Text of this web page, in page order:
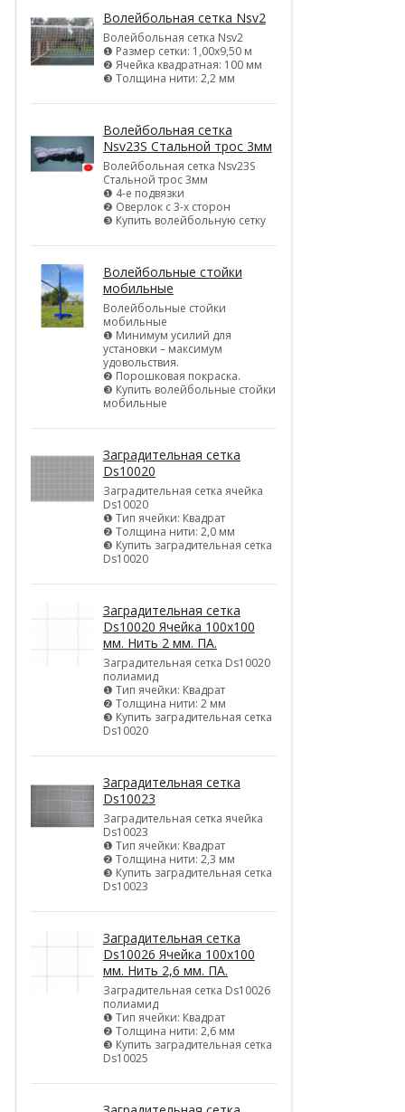
Волейбольная сетка Nsv2
Волейбольная сетка Nsv2
❶ Размер сетки: 1,00х9,50 м
❷ Ячейка квадратная: 100 мм
❸ Толщина нити: 2,2 мм
Волейбольная сетка
Nsv23S Стальной трос 3мм
Волейбольная сетка Nsv23S
Стальной трос 3мм
❶ 4-е подвязки
❷ Оверлок с 3-х сторон
❸ Купить волейбольную сетку
Волейбольные стойки
мобильные
Волейбольные стойки
мобильные
❶ Минимум усилий для
установки – максимум
удовольствия.
❷ Порошковая покраска.
❸ Купить волейбольные стойки
мобильные
Заградительная сетка
Ds10020
Заградительная сетка ячейка
Ds10020
❶ Тип ячейки: Квадрат
❷ Толщина нити: 2,0 мм
❸ Купить заградительная сетка
Ds10020
Заградительная сетка
Ds10020 Ячейка 100х100
мм. Нить 2 мм. ПА.
Заградительная сетка Ds10020
полиамид
❶ Тип ячейки: Квадрат
❷ Толщина нити: 2 мм
❸ Купить заградительная сетка
Ds10020
Заградительная сетка
Ds10023
Заградительная сетка ячейка
Ds10023
❶ Тип ячейки: Квадрат
❷ Толщина нити: 2,3 мм
❸ Купить заградительная сетка
Ds10023
Заградительная сетка
Ds10026 Ячейка 100х100
мм. Нить 2,6 мм. ПА.
Заградительная сетка Ds10026
полиамид
❶ Тип ячейки: Квадрат
❷ Толщина нити: 2,6 мм
❸ Купить заградительная сетка
Ds10025